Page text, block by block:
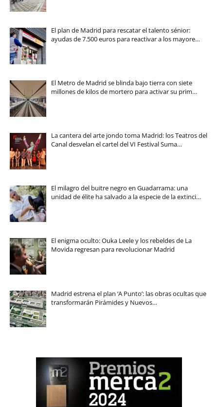
El plan de Madrid para rescatar el talento sénior:
ayudas de 7.500 euros para reactivar a los mayore…
El Metro de Madrid se blinda bajo tierra con siete
millones de kilos de mortero para activar su prim…
La cantera del arte jondo toma Madrid: los Teatros del
Canal desvelan el cartel del VI Festival Suma…
El milagro del buitre negro en Guadarrama: una
unidad de élite ha salvado a la especie de la extinci…
El enigma oculto: Ouka Leele y los rebeldes de La
Movida regresan para revolucionar Madrid
Madrid estrena el plan ‘A Punto’: las obras ocultas que
transformarán Pirámides y Nuevos…